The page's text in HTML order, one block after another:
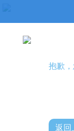
抱歉
返回